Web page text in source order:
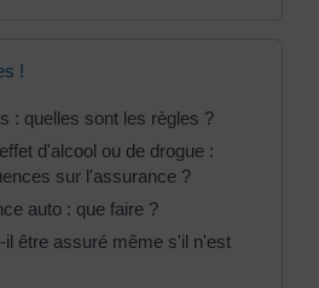
!
: quelles sont les règles ?
d'alcool ou de drogue :
sur l'assurance ?
auto : que faire ?
il être assuré même s'il n'est